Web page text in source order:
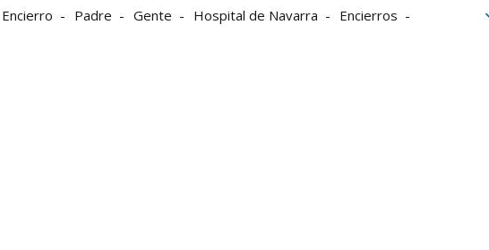
Encierro Padre Gente Hospital de Navarra
Encierros